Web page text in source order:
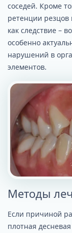
соседей. Кроме
ретенции резцов
как следствие –
особенно
нарушений в
элементов.
Методы
Если причиной
плотная